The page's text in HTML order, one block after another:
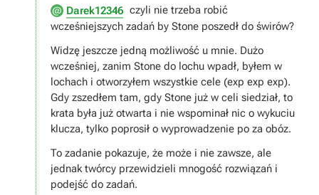
Darek12346 czyli nie trzeba robić
wcześniejszych zadań by Stone poszedł do świrów?
Widzę jeszcze jedną możliwość u mnie. Dużo
wcześniej, zanim Stone do lochu wpadł, byłem w
lochach i otworzyłem wszystkie cele (exp exp exp).
Gdy zszedłem tam, gdy Stone już w celi siedział, to
krata była już otwarta i nie wspominał nic o wykuciu
klucza, tylko poprosił o wyprowadzenie po za obóz.
To zadanie pokazuje, że może i nie zawsze, ale
jednak twórcy przewidzieli mnogość rozwiązań i
podejść do zadań.